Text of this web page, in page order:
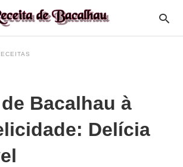
Bacalhau à
Delícia